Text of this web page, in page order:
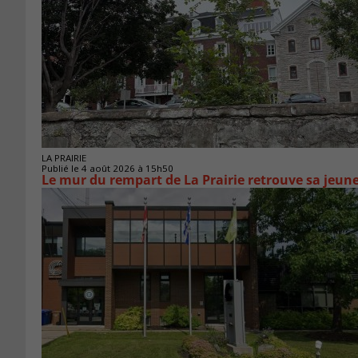
LA PRAIRIE
Publié le 4 août 2026 à 15h50
Le mur du rempart de La Prairie retrouve sa